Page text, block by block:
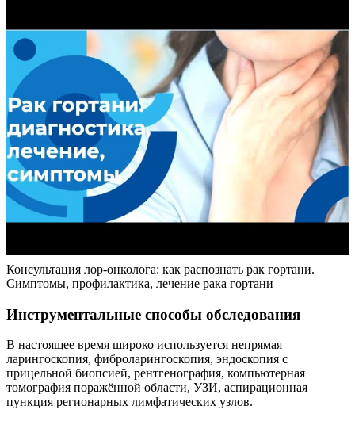
Консультация лор-онколога: как распознать рак гортани.
Симптомы, профилактика, лечение рака гортани
Инструментальные способы обследования
В настоящее время широко используется непрямая
ларингоскопия, фиброларингоскопия, эндоскопия с
прицельной биопсией, рентгенография, компьютерная
томография поражённой области, УЗИ, аспирационная
пункция регионарных лимфатических узлов.